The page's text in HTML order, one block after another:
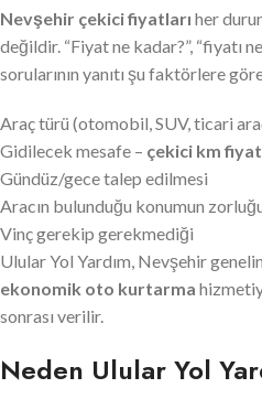
Nevşehir çekici fiyatları her
değildir. “Fiyat ne kadar?”, “fiyatı
sorularının yanıtı şu faktörlere
Araç türü (otomobil, SUV, ticari
Gidilecek mesafe – çekici km
Gündüz/gece talep edilmesi
Aracın bulunduğu konumun
Vinç gerekip gerekmediği
Ulular Yol Yardım, Nevşehir
ekonomik oto kurtarma
sonrası verilir.
Neden Ulular Yol